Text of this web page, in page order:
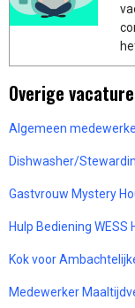
Overige
Algemeen
Dishwasher/
Gastvrouw Mystery
Hulp Bediening
Kok voor
Medewerker